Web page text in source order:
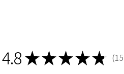
4.8★★★★★ 153